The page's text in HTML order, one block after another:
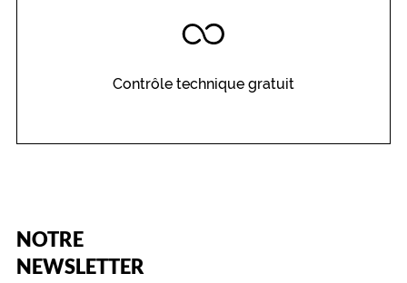
Contrôle technique gratuit
NOTRE
NEWSLETTER
Name
(Ce
champ
est
obligatoire)